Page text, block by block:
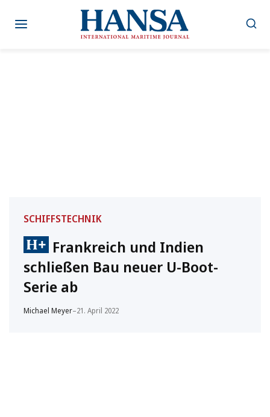
Inhalt
SCHIFFSTECHNIK
Frankreich und Indien
schließen Bau neuer U-Boot-
Serie ab
Michael Meyer–21. April 2022